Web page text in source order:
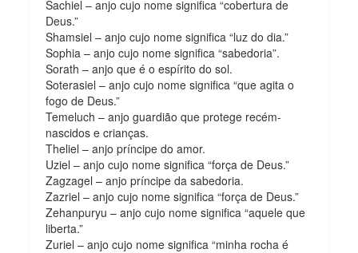
Sachiel – anjo cujo nome significa “cobertura de
Deus.”
Shamsiel – anjo cujo nome significa “luz do dia.”
Sophia – anjo cujo nome significa “sabedoria”.
Sorath – anjo que é o espírito do sol.
Soterasiel – anjo cujo nome significa “que agita o
fogo de Deus.”
Temeluch – anjo guardião que protege recém-
nascidos e crianças.
Theliel – anjo príncipe do amor.
Uziel – anjo cujo nome significa “força de Deus.”
Zagzagel – anjo príncipe da sabedoria.
Zazriel – anjo cujo nome significa “força de Deus.”
Zehanpuryu – anjo cujo nome significa “aquele que
liberta.”
Zuriel – anjo cujo nome significa “minha rocha é